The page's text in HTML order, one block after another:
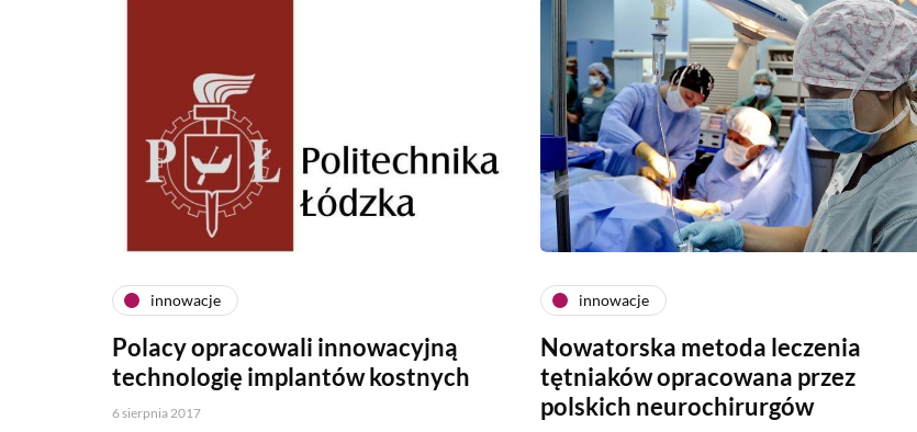
innowacje
Polacy opracowali innowacyjną
technologię implantów kostnych
6 sierpnia 2017
innowacje
Nowatorska metoda leczenia
tętniaków opracowana przez
polskich neurochirurgów